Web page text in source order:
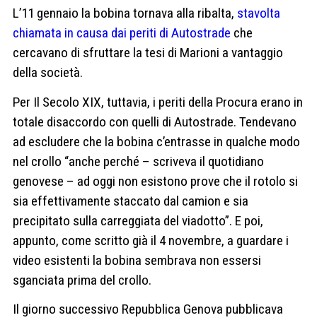
L’11 gennaio la bobina tornava alla ribalta, stavolta
chiamata in causa dai periti di Autostrade che
cercavano di sfruttare la tesi di Marioni a vantaggio
della società.
Per Il Secolo XIX, tuttavia, i periti della Procura erano in
totale disaccordo con quelli di Autostrade. Tendevano
ad escludere che la bobina c’entrasse in qualche modo
nel crollo “anche perché – scriveva il quotidiano
genovese – ad oggi non esistono prove che il rotolo si
sia effettivamente staccato dal camion e sia
precipitato sulla carreggiata del viadotto”. E poi,
appunto, come scritto già il 4 novembre, a guardare i
video esistenti la bobina sembrava non essersi
sganciata prima del crollo.
Il giorno successivo Repubblica Genova pubblicava